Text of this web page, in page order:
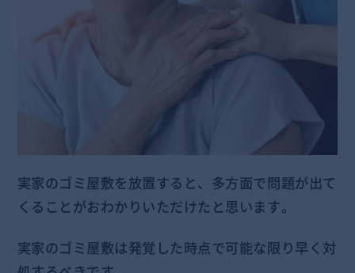
実家のゴミ屋敷を放置すると、多方面で問題が出て
くることがおわかりいただけたと思います。
実家のゴミ屋敷は発覚した時点で可能な限り早く対